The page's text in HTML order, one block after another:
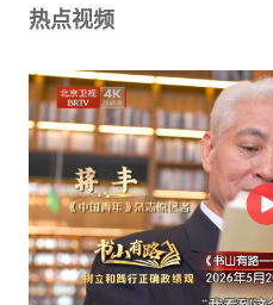
热点视频